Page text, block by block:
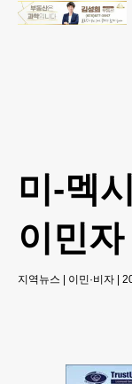
미-멕
이민
지역뉴스 | 이민·비자 |